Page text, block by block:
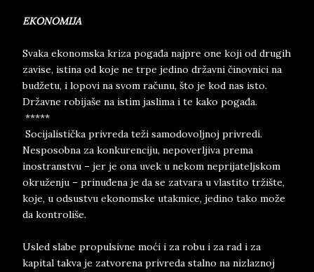
EKONOMIJA
Svaka ekonomska kriza pogađa najpre one koji od drugih
zavise, istina od koje ne trpe jedino državni činovnici na
budžetu, i lopovi na svom računu, što je kod nas isto.
Državne robijaše na istim jaslima i te kako pogađa.
*****
Socijalistička privreda teži samodovoljnoj privredi.
Nesposobna za konkurenciju, nepoverljiva prema
inostranstvu – jer je ona uvek u nekom neprijateljskom
okruženju – prinuđena je da se zatvara u vlastito tržište,
koje, u odsustvu ekonomske utakmice, jedino tako može
da kontroliše.
Usled slabe propulsivne moći i za robu i za rad i za
kapital takva je zatvorena privreda stalno na nizlaznoj